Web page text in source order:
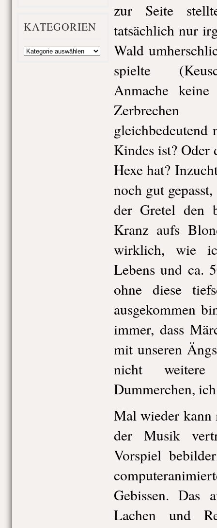
KATEGORIEN
Kategorien
zur Seite
tatsächlich nur
Wald
spielte
Anmache
Kindes ist? Oder
Hexe hat?
noch gut
der Gretel den
Kranz aufs
wirklich, wie
Lebens und ca.
ohne diese
ausgekommen
immer, dass
mit unseren
nicht
Dummerchen,
Mal wieder
der Musik
Vorspiel
Gebissen. Das
Lachen und